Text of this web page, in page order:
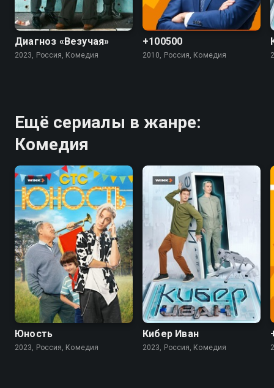
7.4
Диагноз «Везучая»
2023, Россия, Комедия
5.5 4.5
+100500
2010, Россия, Комедия
Ещё сериалы в жанре:
Комедия
7.8
Юность
2023, Россия, Комедия
7.6
Кибер Иван
2023, Россия, Комедия